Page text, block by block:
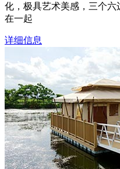
化，极具艺术美感，三个
在一起
详细信息